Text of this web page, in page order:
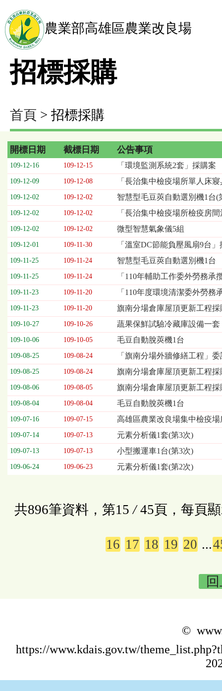
農業部高雄區農業改良場
招標採購
首頁 > 招標採購
招
標
採
購
列
表，
欄
位
依
序
開
標
期、
截
標
日
期、
公
告
事
項
開標日期 截標日期 公告事項
109-12-16 109-12-15 「環境監測系統2套」採購案
109-12-09 109-12-08 「長治集中檢疫場所單人床
109-12-02 109-12-02 智慧型毛豆莢自動選別機1台(
109-12-02 109-12-02 「長治集中檢疫場所檢疫房
109-12-02 109-12-02 微型智慧氣象儀5組
109-12-01 109-11-30 「溫室DC節能負壓風扇9台
109-11-25 109-11-24 智慧型毛豆莢自動選別機1台
109-11-25 109-11-24 「110年輔助工作委外勞務承
109-11-23 109-11-20 「110年度環境清潔委外勞務
109-11-23 109-11-20 旗南分場倉庫屋頂更新工程採
109-10-27 109-10-26 蔬果保鮮試驗冷藏庫設備一套
109-10-06 109-10-05 毛豆自動脫莢機1台
109-08-25 109-08-24 「旗南分場外牆修繕工程」
109-08-25 109-08-24 旗南分場倉庫屋頂更新工程採
109-08-06 109-08-05 旗南分場倉庫屋頂更新工程採
109-08-04 109-08-04 毛豆自動脫莢機1台
109-07-16 109-07-15 高雄區農業改良場集中檢疫
109-07-14 109-07-13 元素分析儀1套(第3次)
109-07-13 109-07-13 小型搬運車1台(第3次)
109-06-24 109-06-23 元素分析儀1套(第2次)
共896筆資料，第15 /45頁，每頁
16 17 18 19 20 ...
©
https://www.kdais.gov.tw/